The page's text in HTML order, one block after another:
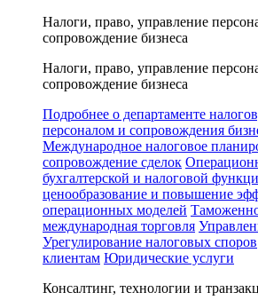
Налоги, право, управление
сопровождение бизнеса
Налоги, право, управление
сопровождение бизнеса
Подробнее о департаменте
персоналом и сопровождения
Международное налоговое
сопровождение сделок
бухгалтерской и налоговой
ценообразование и повышение
операционных моделей
международная торговля
Урегулирование налоговых споров
клиентам Юридические услуги
Консалтинг, технологии и